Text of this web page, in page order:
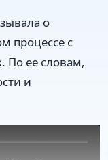
о
процессе с
По ее словам,
и